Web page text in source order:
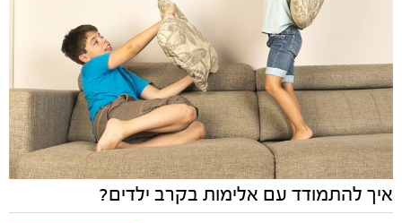
איך להתמודד עם אלימות בקרב ילדים?